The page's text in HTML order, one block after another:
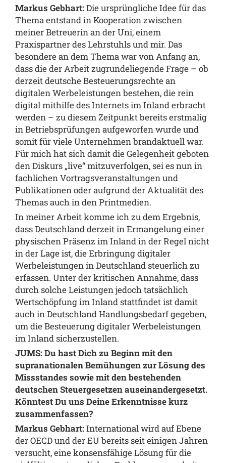
Markus Gebhart:Die ursprüngliche Idee für das
Thema entstand in Kooperation zwischen
meiner Betreuerin an der Uni, einem
Praxispartner des Lehrstuhls und mir. Das
besondere an dem Thema war von Anfang an,
dass die der Arbeit zugrundeliegende Frage – ob
derzeit deutsche Besteuerungsrechte an
digitalen Werbeleistungen bestehen, die rein
digital mithilfe des Internets im Inland erbracht
werden – zu diesem Zeitpunkt bereits erstmalig
in Betriebsprüfungen aufgeworfen wurde und
somit für viele Unternehmen brandaktuell war.
Für mich hat sich damit die Gelegenheit geboten
den Diskurs „live“ mitzuverfolgen, sei es nun in
fachlichen Vortragsveranstaltungen und
Publikationen oder aufgrund der Aktualität des
Themas auch in den Printmedien.
In meiner Arbeit komme ich zu dem Ergebnis,
dass Deutschland derzeit in Ermangelung einer
physischen Präsenz im Inland in der Regel nicht
in der Lage ist, die Erbringung digitaler
Werbeleistungen in Deutschland steuerlich zu
erfassen. Unter der kritischen Annahme, dass
durch solche Leistungen jedoch tatsächlich
Wertschöpfung im Inland stattfindet ist damit
auch in Deutschland Handlungsbedarf gegeben,
um die Besteuerung digitaler Werbeleistungen
im Inland sicherzustellen.
JUMS: Du hast Dich zu Beginn mit den
supranationalen Bemühungen zur Lösung des
Missstandes sowie mit den bestehenden
deutschen Steuergesetzen auseinandergesetzt.
Könntest Du uns Deine Erkenntnisse kurz
zusammenfassen?
Markus Gebhart:International wird auf Ebene
der OECD und der EU bereits seit einigen Jahren
versucht, eine konsensfähige Lösung für die